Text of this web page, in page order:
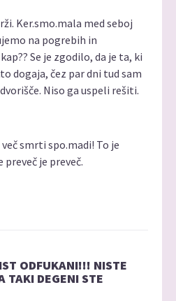
Ker.smo.mala med seboj
na pogrebih in
Se je zgodilo, da je ta, ki
dogaja, čez par dni tud sam
Niso ga uspeli rešiti.
smrti spo.madi! To je
preveč je preveč.
ODFUKANI!!! NISTE
TAKI DEGENI STE